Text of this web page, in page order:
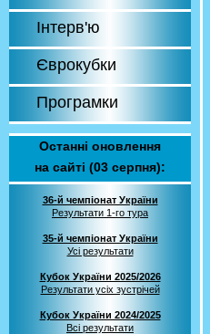
Інтерв'ю
Єврокубки
Програмки
Останні оновлення
на сайті (03 серпня):
36-й чемпіонат України
Результати 1-го тура
35-й чемпіонат України
Усі результати
Кубок України 2025/2026
Результати усіх зустрічей
Кубок України 2024/2025
Всі результати